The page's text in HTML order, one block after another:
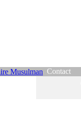
Contact